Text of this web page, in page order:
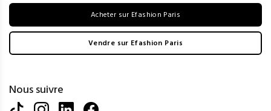
Acheter sur Efashion Paris
Vendre sur Efashion Paris
Nous suivre